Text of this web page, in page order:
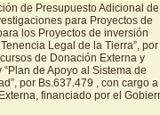
de Presupuesto Adicional
para Proyectos de
los Proyectos de inversión
Legal de la Tierra”, por
de Donación Externa y
de Apoyo al Sistema de
por Bs.637.479 , con cargo a
financiado por el